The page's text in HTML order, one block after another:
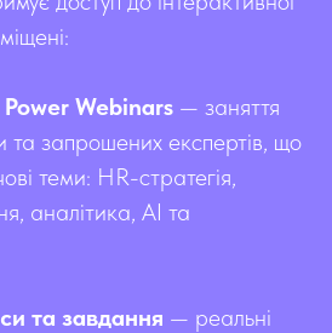
Webinars — заняття
запрошених експертів, що
теми: HR-стратегія,
аналітика, AI та
та завдання — реальні